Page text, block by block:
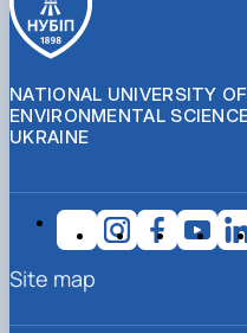
NATIONAL UNIVERSITY
ENVIRONMENTAL
UKRAINE
Site map